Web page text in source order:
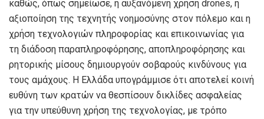
καθώς, όπως σημείωσε, η αυξανόμενη χρήση drones, η
αξιοποίηση της τεχνητής νοημοσύνης στον πόλεμο και η
χρήση τεχνολογιών πληροφορίας και επικοινωνίας για
τη διάδοση παραπληροφόρησης, αποπληροφόρησης και
ρητορικής μίσους δημιουργούν σοβαρούς κινδύνους για
τους αμάχους. Η Ελλάδα υπογράμμισε ότι αποτελεί κοινή
ευθύνη των κρατών να θεσπίσουν δικλίδες ασφαλείας
για την υπεύθυνη χρήση της τεχνολογίας, με τρόπο